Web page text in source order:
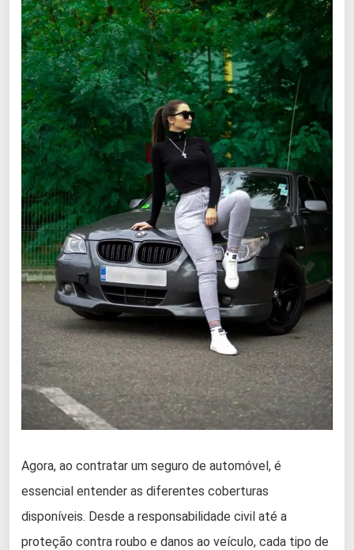
Agora, ao contratar um seguro de automóvel, é
essencial entender as diferentes coberturas
disponíveis. Desde a responsabilidade civil até a
proteção contra roubo e danos ao veículo, cada tipo de